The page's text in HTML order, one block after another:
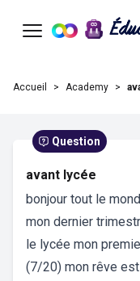
Accueil Academy
Question
avant lycée
bonjour tout le
mon dernier
le lycée mon
(7/20) mon rêve